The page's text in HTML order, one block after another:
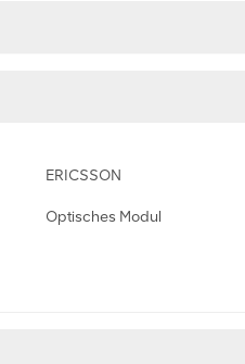
ERICSSON
Optisches Modul